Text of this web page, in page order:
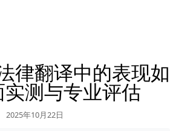
律翻译中的表现如
测与专业评估
2025年10月22日